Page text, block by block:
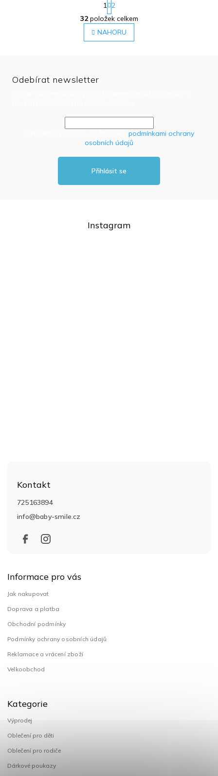
O
v
l
á
k
ý
s
1 2
32položek celkem
NAHORU
Odebírat newsletter
podmínkami ochrany
osobních údajů
Přihlásit se
Instagram
Kontakt
info@baby-smile.cz
725163894
Informace pro vás
Jak nakupovat
Doprava a platba
Obchodní podmínky
Podmínky ochrany osobních údajů
Reklamace a vrácení zboží
Velkoobchod
Kategorie
Výprodej
Oblečení pro děti
Oblečení pro rodiče
Dárkové poukazy